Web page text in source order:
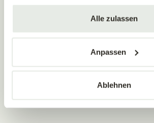
Alle zulassen
Anpassen
Ablehnen
unverbindlichen
Neuanlage oder Umgestaltung Ihrer